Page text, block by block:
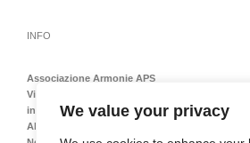
We value your privacy
INFO
Associazione Armonie APS
Via Emilia Levante 138 – 40139 Bologna – Tel-
info@armoniedonnebologna.it
ARMONIE FESTEGGIA I 30 ANNI